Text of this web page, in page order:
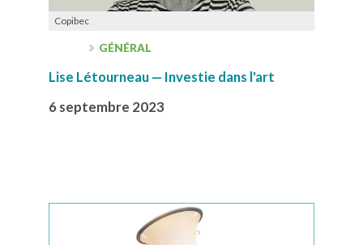
Copibec
GÉNÉRAL
Lise Létourneau — Investie dans l'art
6 septembre 2023